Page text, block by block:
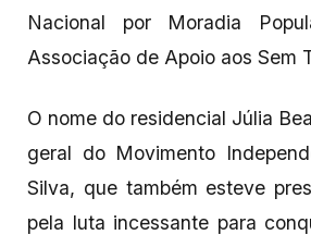
Nacional por Moradia
Associação de Apoio aos Sem
O nome do residencial Júlia
geral do Movimento
Silva, que também esteve
pela luta incessante para